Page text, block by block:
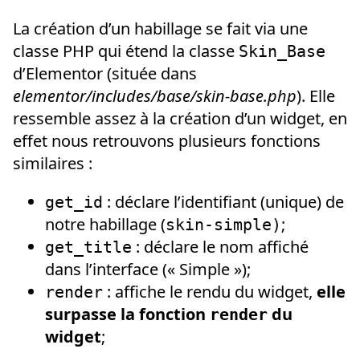
La création d’un habillage se fait via une
classe PHP qui étend la classe Skin_Base
d’Elementor (située dans
elementor/includes/base/skin-base.php). Elle
ressemble assez à la création d’un widget, en
effet nous retrouvons plusieurs fonctions
similaires :
get_id : déclare l’identifiant (unique) de
notre habillage (skin-simple) ;
get_title : déclare le nom affiché
dans l’interface (« Simple »);
render : affiche le rendu du widget, elle
surpasse la fonction render du
widget;